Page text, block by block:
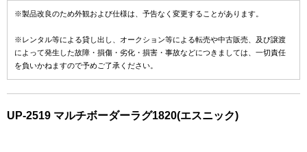
※製品改良のため外観および仕様は、予告なく変更することがあります。
※レンタル等による貸し出し、オークション等による転売や中古販売、及び譲渡
によって発生した故障・損傷・劣化・損害・事故などにつきましては、一切責任
を負いかねますので予めご了承ください。
UP-2519 マルチボーダーラグ1820(エスニック)